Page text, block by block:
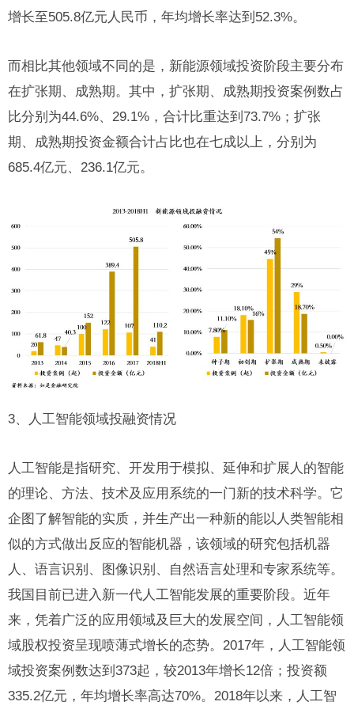
增长至505.8亿元人民币，年均增长率达到52.3%。
而相比其他领域不同的是，新能源领域投资阶段主要分布
在扩张期、成熟期。其中，扩张期、成熟期投资案例数占
比分别为44.6%、29.1%，合计比重达到73.7%；扩张
期、成熟期投资金额合计占比也在七成以上，分别为
685.4亿元、236.1亿元。
3、人工智能领域投融资情况
人工智能是指研究、开发用于模拟、延伸和扩展人的智能
的理论、方法、技术及应用系统的一门新的技术科学。它
企图了解智能的实质，并生产出一种新的能以人类智能相
似的方式做出反应的智能机器，该领域的研究包括机器
人 、语言识别、图像识别、自然语言处理和专家系统等。
我国目前已进入新一代人工智能发展的重要阶段。近年
来，凭着广泛的应用领域及巨大的发展空间，人工智能领
域股权投资呈现喷薄式增长的态势。2017年，人工智能领
域投资案例数达到373起，较2013年增长12倍；投资额
335.2亿元，年均增长率高达70%。2018年以来，人工智